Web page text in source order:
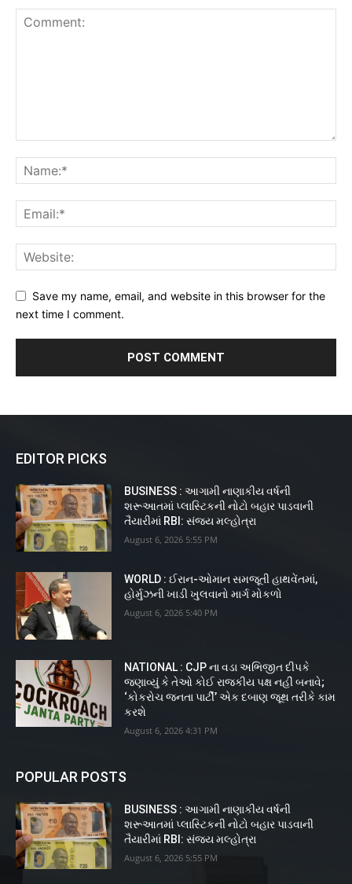
Save my name, email, and website in this browser for the
next time I comment.
EDITOR PICKS
BUSINESS : આગામી નાણાકીય વર્ષની
શરૂઆતમાં પ્લાસ્ટિકની નોટો બહાર પાડવાની
તૈયારીમાં RBI: સંજય મલ્હોત્રા
August 6, 2026 5:55 PM
WORLD : ઈરાન-ઓમાન સમજૂતી હાથવેંતમાં,
હોર્મુઝની ખાડી ખુલવાનો માર્ગ મોકળો
August 6, 2026 5:40 PM
NATIONAL : CJP ના વડા અભિજીત દીપકે
જણાવ્યું કે તેઓ કોઈ રાજકીય પક્ષ નહીં બનાવે;
‘કોકરોચ જનતા પાર્ટી’ એક દબાણ જૂથ તરીકે કામ
કરશે
August 6, 2026 4:31 PM
POPULAR POSTS
BUSINESS : આગામી નાણાકીય વર્ષની
શરૂઆતમાં પ્લાસ્ટિકની નોટો બહાર પાડવાની
તૈયારીમાં RBI: સંજય મલ્હોત્રા
August 6, 2026 5:55 PM